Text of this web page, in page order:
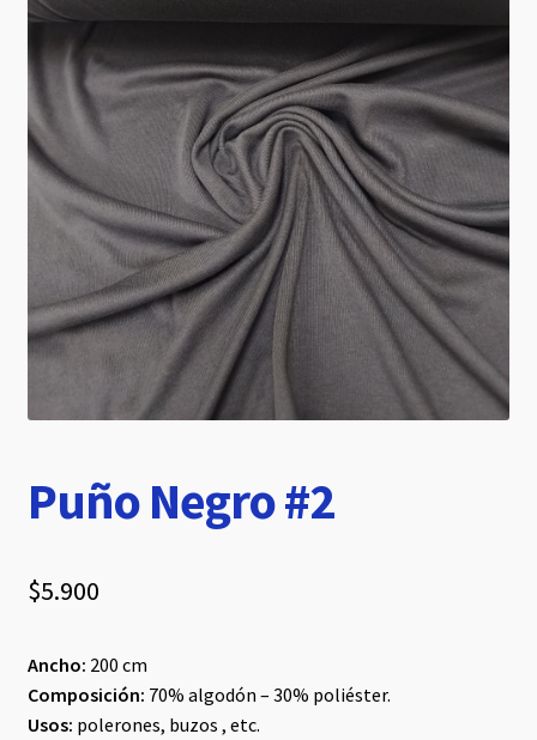
Puño Negro #2
$5.900
Ancho: 200 cm
Composición: 70% algodón – 30% poliéster.
Usos: polerones, buzos , etc.